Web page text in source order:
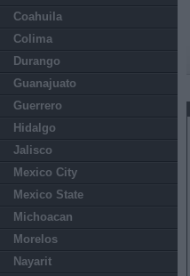
Coahuila
Colima
Durango
Guanajuato
Guerrero
Hidalgo
Jalisco
Mexico City
Mexico State
Michoacan
Morelos
Nayarit